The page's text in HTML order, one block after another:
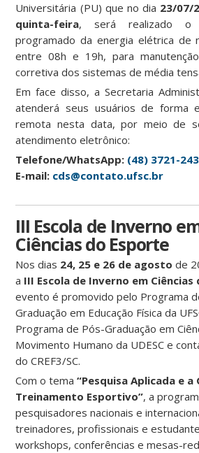
Universitária (PU) que no dia 23/07/
quinta-feira, será realizado o
programado da energia elétrica de
entre 08h e 19h, para
corretiva dos sistemas de média
Em face disso, a Secretaria
atenderá seus usuários de forma
remota nesta data, por meio de
atendimento eletrônico:
Telefone/WhatsApp: (48) 3721-
E-mail: cds@contato.ufsc.br
III Escola de Inverno
Ciências do Esporte
Nos dias 24, 25 e 26 de agosto de
a III Escola de Inverno em
evento é promovido pelo Programa
Graduação em Educação Física da
Programa de Pós-Graduação em
Movimento Humano da UDESC e
do CREF3/SC.
Com o tema“Pesquisa Aplicada e a
Treinamento Esportivo”, a
pesquisadores nacionais e
treinadores, profissionais e
workshops, conferências e mesas-